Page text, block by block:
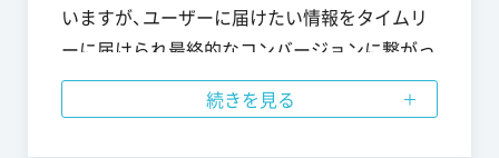
いますが、ユーザーに届けたい情報をタイムリ
ーに届けられ最終的なコンバージョンに繋がっ
ています。ユーザーの行動や見ているページの
内容に合わせてプッシュ通知を送ることで最適
続きを見る